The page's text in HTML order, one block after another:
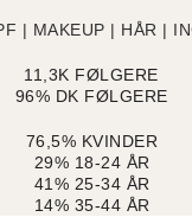
| MAKEUP | HÅR |
11,3K FØLGERE
96% DK FØLGERE
76,5% KVINDER
29% 18-24 ÅR
41% 25-34 ÅR
14% 35-44 ÅR